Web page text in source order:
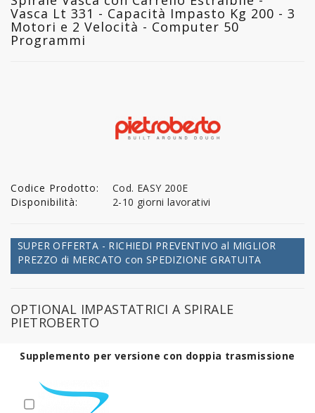
Vasca Lt 331 - Capacità Impasto Kg 200 - 3
Motori e 2 Velocità - Computer 50
Programmi
Codice Prodotto:
Cod. EASY 200E
Disponibilità:
2-10 giorni lavorativi
SUPER OFFERTA - RICHIEDI PREVENTIVO al MIGLIOR
PREZZO di MERCATO con SPEDIZIONE GRATUITA
OPTIONAL IMPASTATRICI A SPIRALE
PIETROBERTO
Supplemento per versione con doppia trasmissione